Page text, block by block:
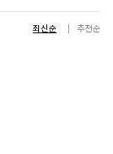
최신순 추천순